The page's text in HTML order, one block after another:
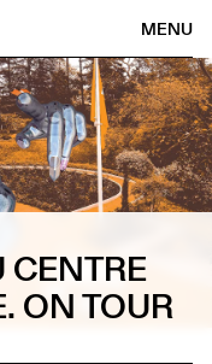
MENU
ON TOUR